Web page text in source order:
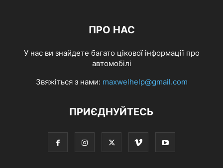
ПРО НАС
У нас ви знайдете багато цікової інформації про
автомобілі
Звяжіться з нами: maxwelhelp@gmail.com
ПРИЄДНУЙТЕСЬ